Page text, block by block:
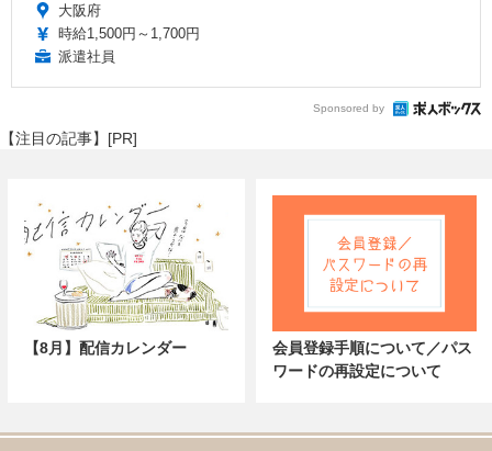
大阪府
時給1,500円～1,700円
派遣社員
Sponsored by
【注目の記事】[PR]
【8月】配信カレンダー
会員登録手順について／パス
ワードの再設定について